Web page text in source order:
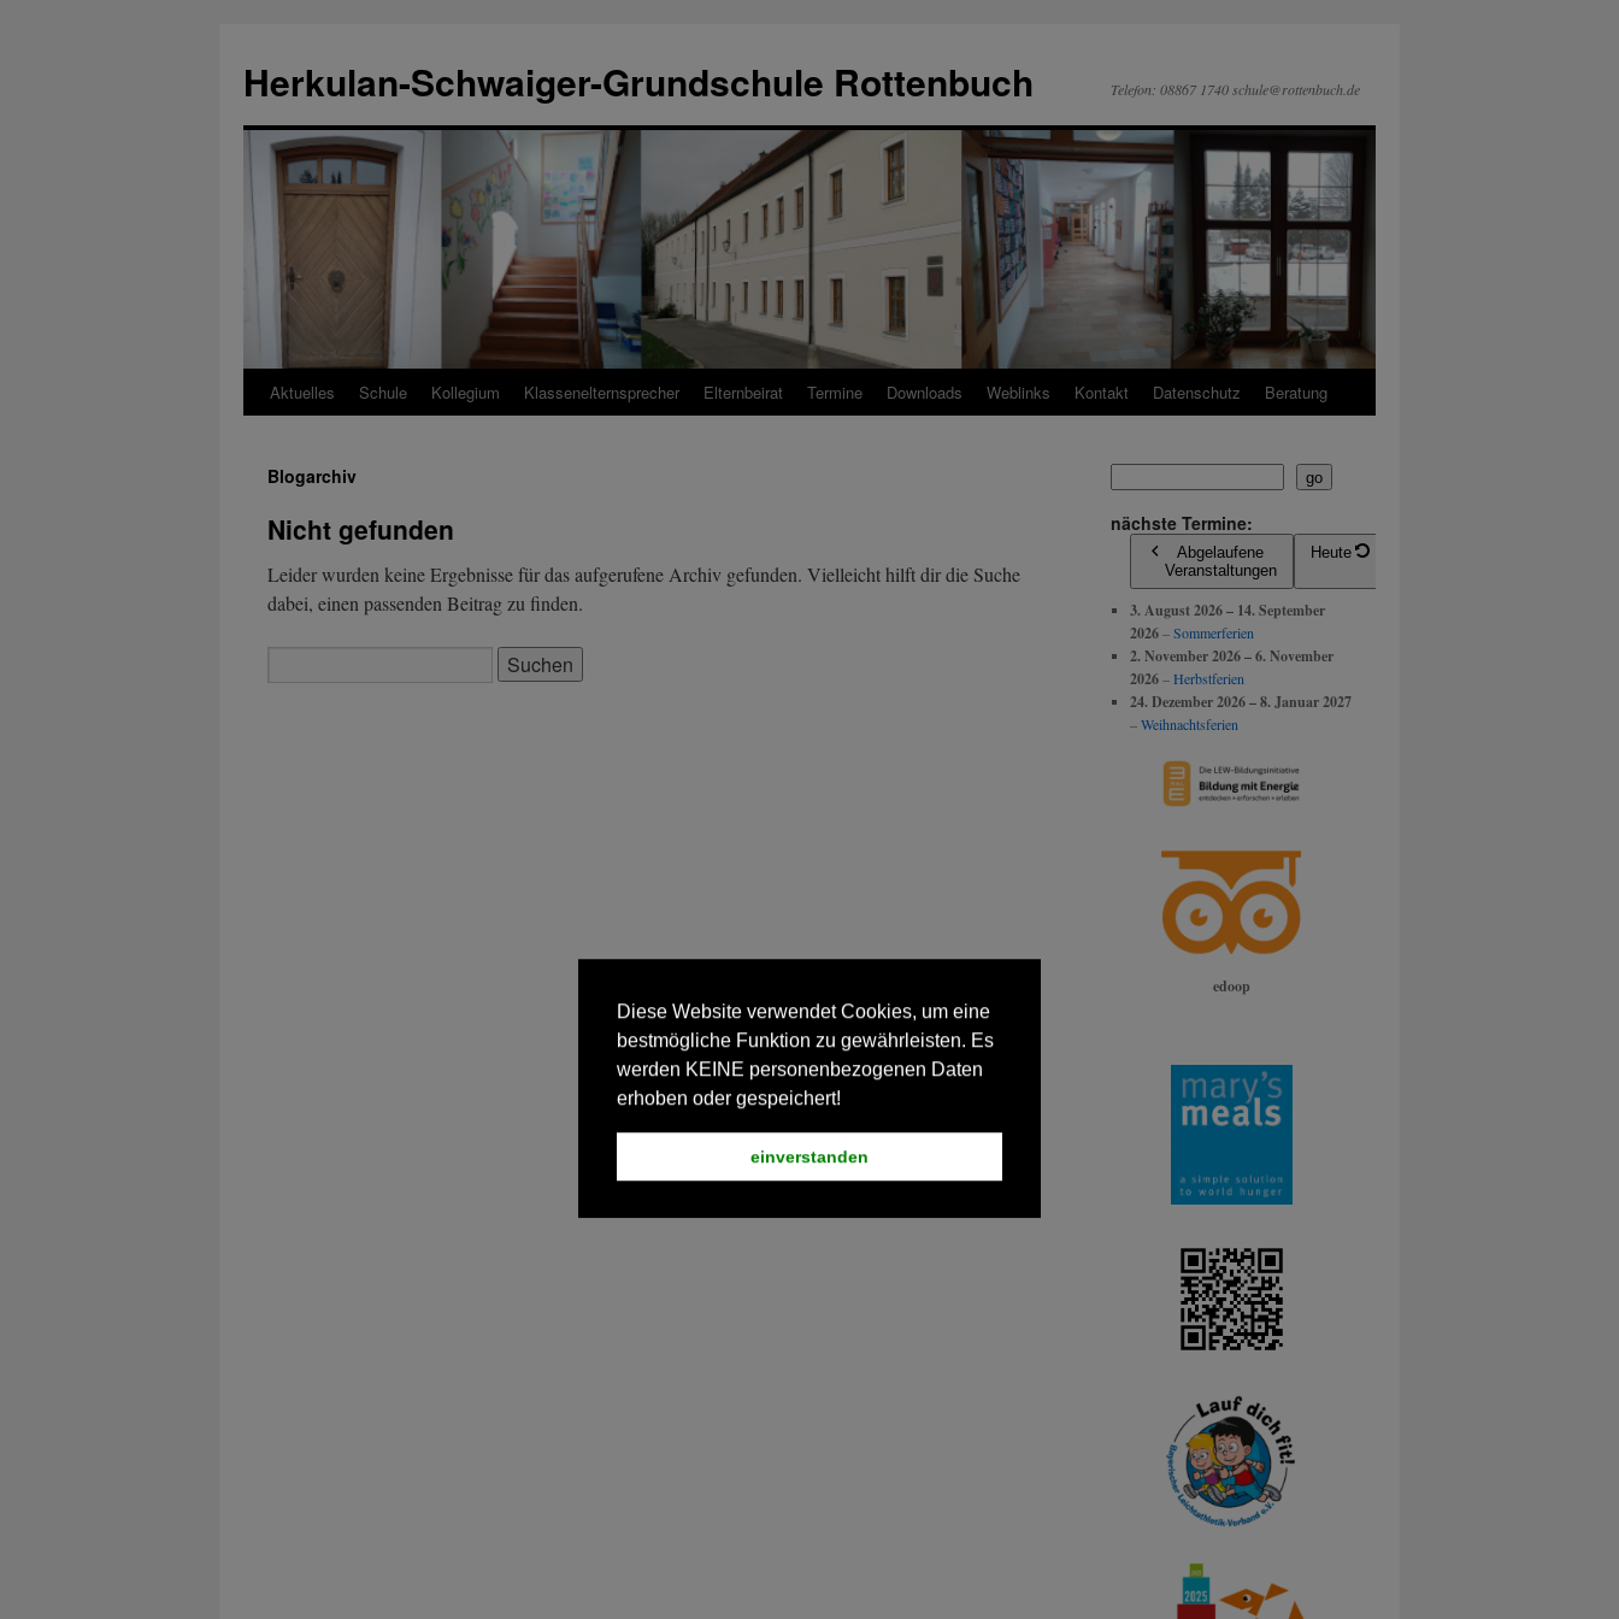
springen
Herkulan-Schwaiger-Grundschule Rottenbuch Telefon: 08867 1740 schule@rottenbuch.de
Aktuelles Schule Kollegium Klassenelternsprecher Elternbeirat Termine Downloads Weblinks Kontakt Datenschutz Beratung
Blogarchiv
Nicht gefunden
Leider wurden keine Ergebnisse für das aufgerufene Archiv gefunden. Vielleicht hilft dir die Suche
dabei, einen passenden Beitrag zu finden.
nach:
go
nächste Termine:
Abgelaufene
Veranstaltungen
Heute
3. August 2026 – 14. September
2026–Sommerferien
2. November 2026 – 6. November
2026–Herbstferien
24. Dezember 2026 – 8. Januar 2027
–Weihnachtsferien
edoop
Diese Website verwendet Cookies, um eine
bestmögliche Funktion zu gewährleisten. Es
werden KEINE personenbezogenen Daten
erhoben oder gespeichert!
einverstanden